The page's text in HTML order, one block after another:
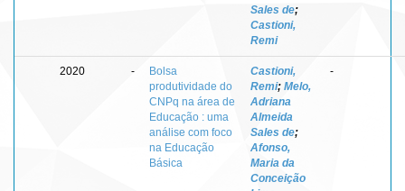
Sales de;
Castioni,
Remi
2020 -
Bolsa
produtividade do
CNPq na área de
Educação : uma
análise com foco
na Educação
Básica
Castioni,
Remi; Melo,
Adriana
Almeida
Sales de;
Afonso,
Maria da
Conceição
-